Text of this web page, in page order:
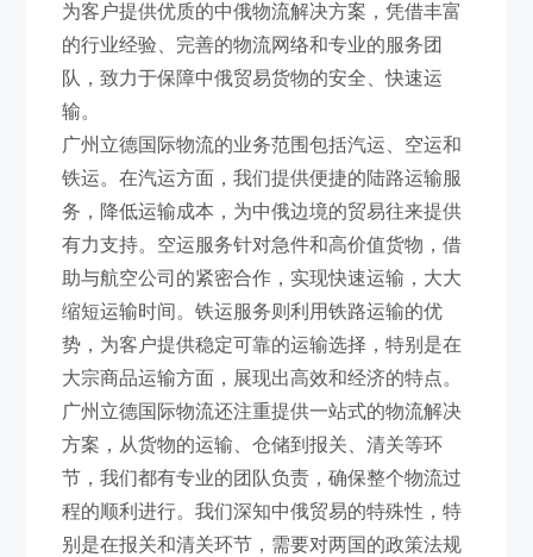
为客户提供优质的中俄物流解决方案，凭借丰富
的行业经验、完善的物流网络和专业的服务团
队，致力于保障中俄贸易货物的安全、快速运
输。
广州立德国际物流的业务范围包括汽运、空运和
铁运。在汽运方面，我们提供便捷的陆路运输服
务，降低运输成本，为中俄边境的贸易往来提供
有力支持。空运服务针对急件和高价值货物，借
助与航空公司的紧密合作，实现快速运输，大大
缩短运输时间。铁运服务则利用铁路运输的优
势，为客户提供稳定可靠的运输选择，特别是在
大宗商品运输方面，展现出高效和经济的特点。
广州立德国际物流还注重提供一站式的物流解决
方案，从货物的运输、仓储到报关、清关等环
节，我们都有专业的团队负责，确保整个物流过
程的顺利进行。我们深知中俄贸易的特殊性，特
别是在报关和清关环节，需要对两国的政策法规